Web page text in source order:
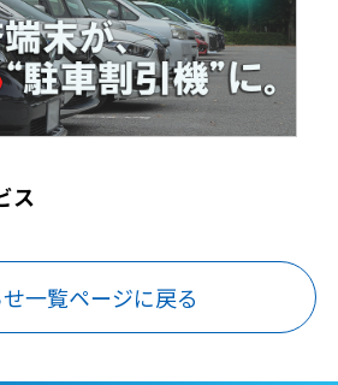
ス
一覧ページに戻る